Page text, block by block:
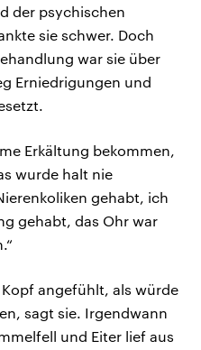
der psychischen
sie schwer. Doch
war sie über
Erniedrigungen und
Erkältung bekommen,
wurde halt nie
gehabt, ich
gehabt, das Ohr war
angefühlt, als würde
sagt sie. Irgendwann
und Eiter lief aus